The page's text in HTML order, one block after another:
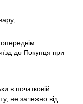
до Покупця при
в початковій
не залежно від